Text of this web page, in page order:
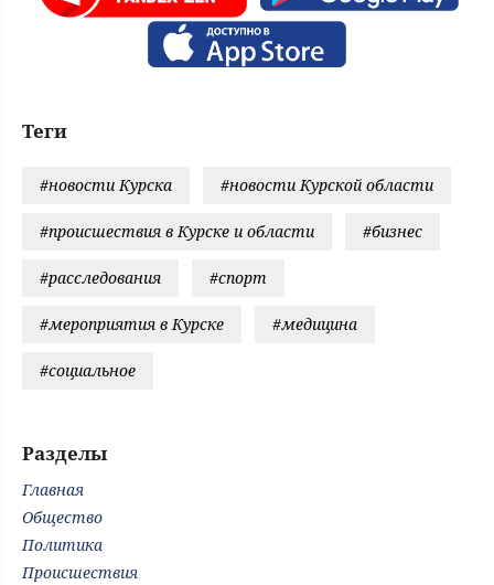
Теги
#новости Курска #новости Курской области
#происшествия в Курске и области #бизнес
#расследования #спорт
#мероприятия в Курске #медицина
#социальное
Разделы
Главная
Общество
Политика
Происшествия